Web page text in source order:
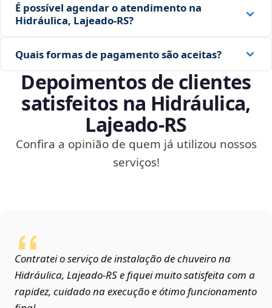
É possível agendar o atendimento na
Hidráulica, Lajeado‑RS?
Quais formas de pagamento são aceitas?
Depoimentos de clientes
satisfeitos na Hidráulica,
Lajeado‑RS
Confira a opinião de quem já utilizou nossos
serviços!
Contratei o serviço de instalação de chuveiro na
Hidráulica, Lajeado‑RS e fiquei muito satisfeita com a
rapidez, cuidado na execução e ótimo funcionamento